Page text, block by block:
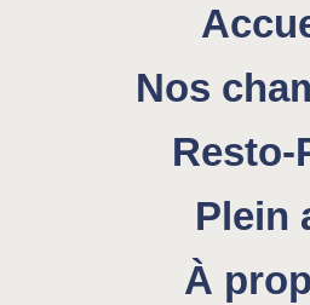
Nos
Resto-
Plein
À